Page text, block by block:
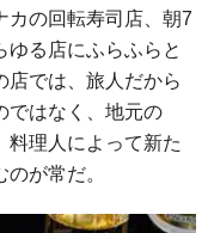
カの回転寿司店、朝7
ゆる店にふらふらと
店では、旅人だから
ではなく、地元の
料理人によって新た
が常だ。